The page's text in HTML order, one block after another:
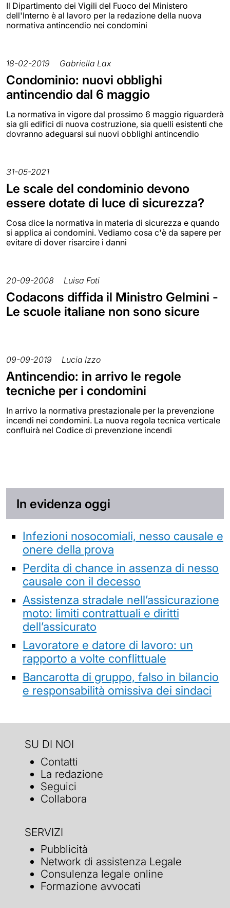
Il Dipartimento dei Vigili del Fuoco del Ministero
dell'Interno è al lavoro per la redazione della nuova
normativa antincendio nei condomini
18-02-2019 Gabriella Lax
Condominio: nuovi obblighi
antincendio dal 6 maggio
La normativa in vigore dal prossimo 6 maggio riguarderà
sia gli edifici di nuova costruzione, sia quelli esistenti che
dovranno adeguarsi sui nuovi obblighi antincendio
31-05-2021
Le scale del condominio devono
essere dotate di luce di sicurezza?
Cosa dice la normativa in materia di sicurezza e quando
si applica ai condomini. Vediamo cosa c'è da sapere per
evitare di dover risarcire i danni
20-09-2008 Luisa Foti
Codacons diffida il Ministro Gelmini -
Le scuole italiane non sono sicure
09-09-2019 Lucia Izzo
Antincendio: in arrivo le regole
tecniche per i condomini
In arrivo la normativa prestazionale per la prevenzione
incendi nei condomini. La nuova regola tecnica verticale
confluirà nel Codice di prevenzione incendi
In evidenza oggi
Infezioni nosocomiali, nesso causale e
onere della prova
Perdita di chance in assenza di nesso
causale con il decesso
Assistenza stradale nell’assicurazione
moto: limiti contrattuali e diritti
dell’assicurato
Lavoratore e datore di lavoro: un
rapporto a volte conflittuale
Bancarotta di gruppo, falso in bilancio
e responsabilità omissiva dei sindaci
SU DI NOI
Contatti
La redazione
Seguici
Collabora
SERVIZI
Pubblicità
Network di assistenza Legale
Consulenza legale online
Formazione avvocati